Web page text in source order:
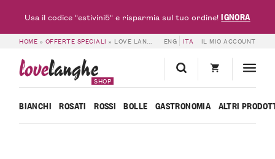
HOME » OFFERTE SPECIALI » LOVE LANGHE, LOVE WINE! – 2 ENG ITA IL MIO ACCOUNT
lovelanghe
SHOP
BIANCHI ROSATI ROSSI BOLLE GASTRONOMIA ALTRI
Usa il codice "estivini5" e risparmia sul tuo ordine!IGNORA